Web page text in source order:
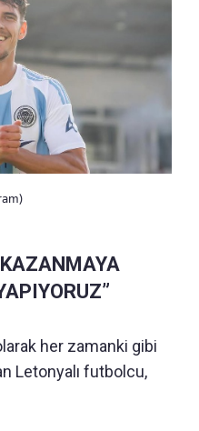
her zamanki gibi
Letonyalı futbolcu,